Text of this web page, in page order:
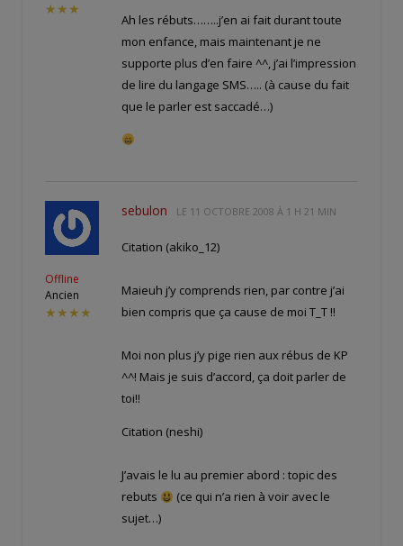
★★★
Ah les rébuts……..j’en ai fait durant toute
mon enfance, mais maintenant je ne
supporte plus d’en faire ^^, j’ai l’impression
de lire du langage SMS….. (à cause du fait
que le parler est saccadé…)
Offline
Ancien
★★★★
sebulon LE 11 OCTOBRE 2008 À 1 H 21 MIN
Citation (akiko_12)
Maieuh j’y comprends rien, par contre j’ai
bien compris que ça cause de moi T_T !!
Moi non plus j’y pige rien aux rébus de KP
^^! Mais je suis d’accord, ça doit parler de
toi!!
Citation (neshi)
J’avais le lu au premier abord : topic des
rebuts
(ce qui n’a rien à voir avec le
sujet…)